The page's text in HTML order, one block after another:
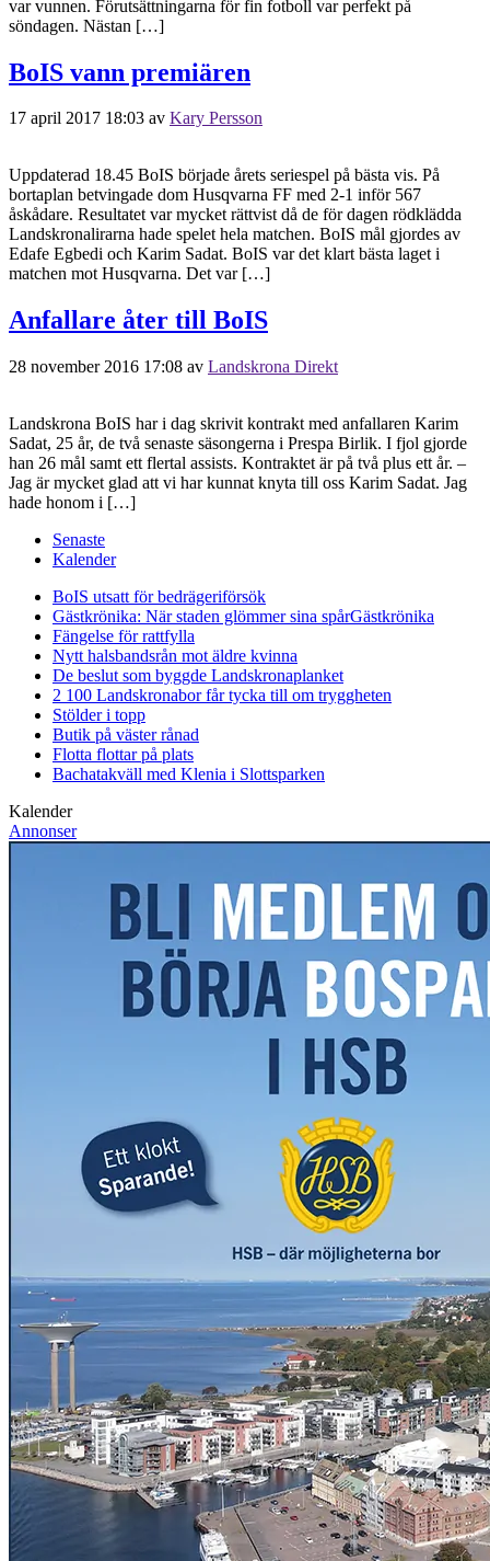
var vunnen. Förutsättningarna för fin fotboll var perfekt på
söndagen. Nästan […]
BoIS vann premiären
17 april 2017 18:03 av Kary Persson
Uppdaterad 18.45 BoIS började årets seriespel på bästa vis. På
bortaplan betvingade dom Husqvarna FF med 2-1 inför 567
åskådare. Resultatet var mycket rättvist då de för dagen rödklädda
Landskronalirarna hade spelet hela matchen. BoIS mål gjordes av
Edafe Egbedi och Karim Sadat. BoIS var det klart bästa laget i
matchen mot Husqvarna. Det var […]
Anfallare åter till BoIS
28 november 2016 17:08 av Landskrona Direkt
Landskrona BoIS har i dag skrivit kontrakt med anfallaren Karim
Sadat, 25 år, de två senaste säsongerna i Prespa Birlik. I fjol gjorde
han 26 mål samt ett flertal assists. Kontraktet är på två plus ett år. –
Jag är mycket glad att vi har kunnat knyta till oss Karim Sadat. Jag
hade honom i […]
Senaste
Kalender
BoIS utsatt för bedrägeriförsök
Gästkrönika: När staden glömmer sina spårGästkrönika
Fängelse för rattfylla
Nytt halsbandsrån mot äldre kvinna
De beslut som byggde Landskronaplanket
2 100 Landskronabor får tycka till om tryggheten
Stölder i topp
Butik på väster rånad
Flotta flottar på plats
Bachatakväll med Klenia i Slottsparken
Kalender
Annonser